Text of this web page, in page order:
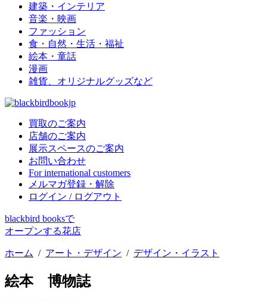
建築・インテリア
音楽・映画
ファッション
食・自然・生活・福祉
絵本・童話
漫画
雑貨、オリジナルグッズなど
買取のご案内
店舗のご案内
展示スペースのご案内
お問い合わせ
For international customers
メルマガ登録・解除
ログイン / ログアウト
blackbird booksで
オープンする花店
ホーム / アート・デザイン / デザイン・イラスト
絵本 博物誌